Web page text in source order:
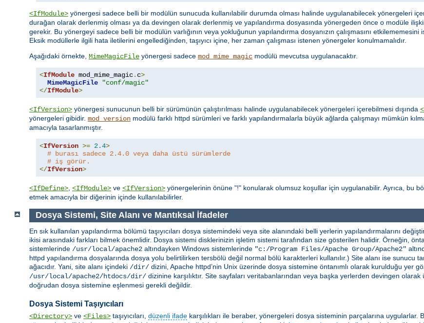
<IfModule> yönergesi sadece belli bir modülün sunucuda kullanılabilir durumda olması halinde uygulanabilecek yönergeleri
durağan olarak derlenmiş olması ya da devingen olarak derlenmiş ve yapılandırma dosyasında yönergeden önce o modüle
gerekir. Bu yönergeyi sadece belli bir modülün varlığının veya yokluğunun yapılandırma dosyanızın çalışmasını etkilememesini
Eksik modüllerle ilgili hata iletilerini engellediğinden, taşıyıcı içine, her zaman çalışması istenen yönergeler konulmamalıdır.
Aşağıdaki örnekte, MimeMagicFile yönergesi sadece mod_mime_magic modülü mevcutsa uygulanacaktır.
<IfModule mod_mime_magic. c>
MimeMagicFile
"conf/magic"
</IfModule>
<IfVersion> yönergesi sunucunun belli bir sürümünün çalıştırılması halinde uygulanabilecek yönergeleri içerebilmesi dışında
yönergeleri gibidir. mod_version modülü farklı httpd sürümleri ve farklı yapılandırmalarla büyük ağlarda çalışmayı mümkün
amacıyla tasarlanmıştır.
<IfVersion >= 2.4>
# burası sadece 2.4.0 veya daha üstü sürümlerde
# iş görür.
</IfVersion>
<IfDefine> <IfModule> ve <IfVersion> yönergelerinin önüne "!" konularak olumsuz koşullar için uygulanabilir. Ayrıca, bu
etmek amacıyla bir diğerinin içinde kullanılabilirler.
Dosya Sistemi, Site Alanı ve Mantıksal İfadeler
En sık kullanılan yapılandırma bölümü taşıyıcıları dosya sistemindeki veya site alanındaki belli yerlerin yapılandırmalarını
ikisi arasındaki farkları bilmek önemlidir. Dosya sistemi disklerinizin işletim sistemi tarafından size gösterilen halidir. Örneğin,
sistemlerinde /usr/local/apache2 altındayken Windows sistemlerinde "c:/Program Files/Apache Group/Apache2"
httpd yapılandırma dosyalarında dosya yolu belirtilirken tersbölü değil normal bölü karakterleri kullanılır.) Site alanı ise sunucu
ağacıdır. Yani, site alanı içindeki /dir/ dizini, Apache httpd’nin Unix üzerinde dosya sistemine öntanımlı olarak kurulduğu yer
/usr/local/apache2/htdocs/dir/ dizinine karşılıktır. Site sayfaları veritabanlarından veya başka yerlerden devingen olarak
doğrudan dosya sistemine eşlenmesi gerekli değildir.
Dosya Sistemi Taşıyıcıları
<Directory> ve <Files> taşıyıcıları, düzenli ifade karşılıkları ile beraber, yönergeleri dosya sisteminin parçalarına uygularlar.